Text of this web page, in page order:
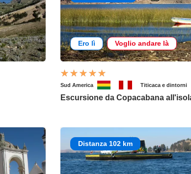
Ero lì Voglio andare là
Sud America Titicaca e dintorni
Escursione da Copacabana
Distanza 102 km